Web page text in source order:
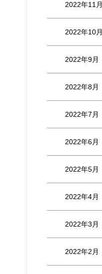
2022年11月
2022年10月
2022年9月
2022年8月
2022年7月
2022年6月
2022年5月
2022年4月
2022年3月
2022年2月